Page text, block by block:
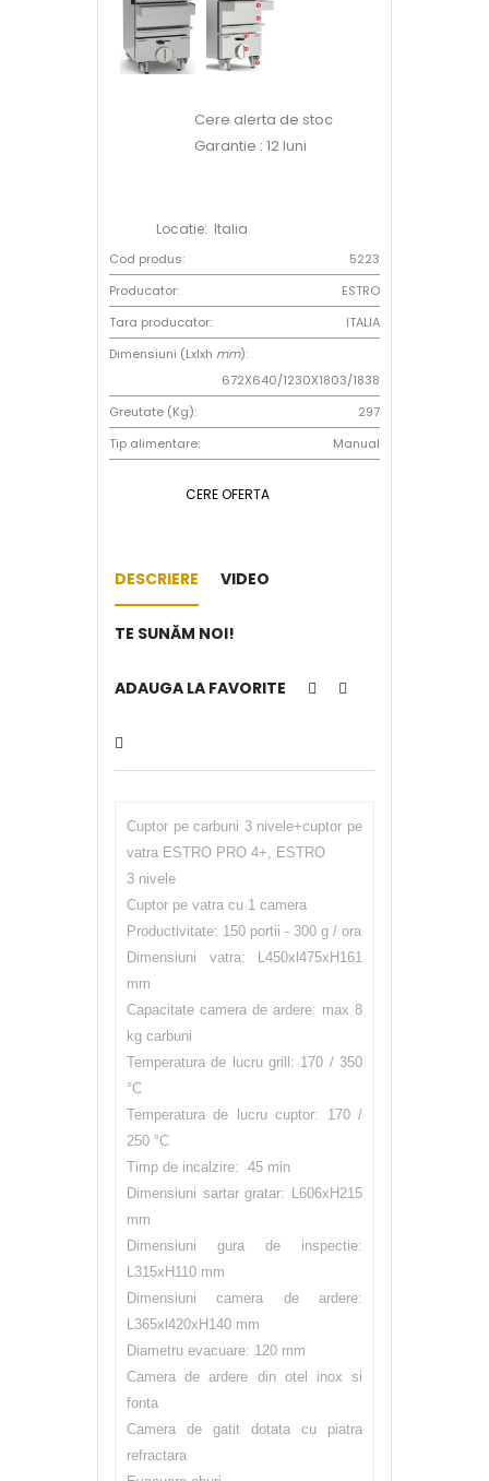
Cere alerta de stoc
Garantie : 12 luni
Locatie: Italia
Cod produs:
5223
Producator:
ESTRO
Tara producator:
ITALIA
Dimensiuni (Lxlxh mm):
672X640/1230X1803/1838
Greutate (Kg):
297
Tip alimentare:
Manual
CERE OFERTA
DESCRIERE VIDEO
TE SUNĂM NOI!
ADAUGA LA FAVORITE
Cuptor pe carbuni 3 nivele+cuptor pe
vatra ESTRO PRO 4+, ESTRO
3 nivele
Cuptor pe vatra cu 1 camera
Productivitate: 150 portii - 300 g / ora
Dimensiuni vatra: L450xl475xH161
mm
Capacitate camera de ardere: max 8
kg carbuni
Temperatura de lucru grill: 170 / 350
°C
Temperatura de lucru cuptor: 170 /
250 °C
Timp de incalzire: 45 min
Dimensiuni sartar gratar: L606xH215
mm
Dimensiuni gura de inspectie:
L315xH110 mm
Dimensiuni camera de ardere:
L365xl420xH140 mm
Diametru evacuare: 120 mm
Camera de ardere din otel inox si
fonta
Camera de gatit dotata cu piatra
refractara